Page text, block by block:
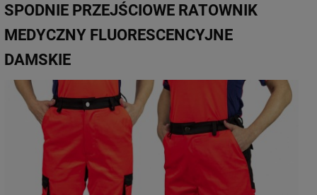
SPODNIE PRZEJŚCIOWE RATOWNIK
MEDYCZNY FLUORESCENCYJNE
DAMSKIE